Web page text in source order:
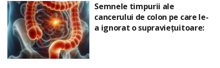
Semnele timpurii ale
cancerului de colon pe care le-
a ignorat o supraviețuitoare: